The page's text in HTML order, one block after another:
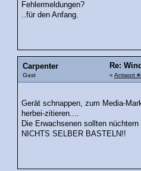
Fehlermeldungen?
..für den Anfang.
Carpenter
Gast
Re:
« Antwort
Gerät schnappen, zum Media-
herbei-zitieren....
Die Erwachsenen sollten
NICHTS SELBER BASTELN!!